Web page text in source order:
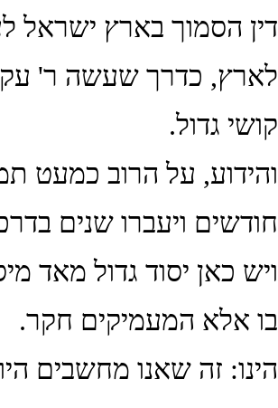
דין הסמוך בארץ ישראל
לארץ, כדרך שעשה ר'
קושי גדול.
והידוע, על הרוב כמעט
חודשים ויעברו שנים
ויש כאן יסוד גדול מאד
בו אלא המעמיקים חקר.
הינו: זה שאנו מחשבים